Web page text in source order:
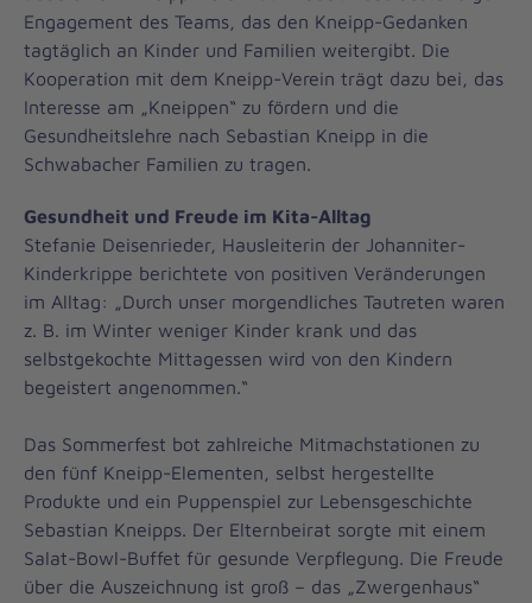
Engagement des Teams, das den Kneipp-Gedanken
tagtäglich an Kinder und Familien weitergibt. Die
Kooperation mit dem Kneipp-Verein trägt dazu bei, das
Interesse am „Kneippen“ zu fördern und die
Gesundheitslehre nach Sebastian Kneipp in die
Schwabacher Familien zu tragen.
Gesundheit und Freude im Kita-Alltag
Stefanie Deisenrieder, Hausleiterin der Johanniter-
Kinderkrippe berichtete von positiven Veränderungen
im Alltag: „Durch unser morgendliches Tautreten waren
z. B. im Winter weniger Kinder krank und das
selbstgekochte Mittagessen wird von den Kindern
begeistert angenommen.“
Das Sommerfest bot zahlreiche Mitmachstationen zu
den fünf Kneipp-Elementen, selbst hergestellte
Produkte und ein Puppenspiel zur Lebensgeschichte
Sebastian Kneipps. Der Elternbeirat sorgte mit einem
Salat-Bowl-Buffet für gesunde Verpflegung. Die Freude
über die Auszeichnung ist groß – das „Zwergenhaus“